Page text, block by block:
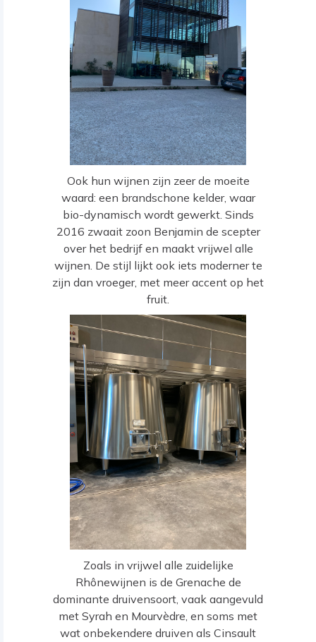
Ook hun wijnen zijn zeer de moeite
waard: een brandschone kelder, waar
bio-dynamisch wordt gewerkt. Sinds
2016 zwaait zoon Benjamin de scepter
over het bedrijf en maakt vrijwel alle
wijnen. De stijl lijkt ook iets moderner te
zijn dan vroeger, met meer accent op het
fruit.
Zoals in vrijwel alle zuidelijke
Rhônewijnen is de Grenache de
dominante druivensoort, vaak aangevuld
met Syrah en Mourvèdre, en soms met
wat onbekendere druiven als Cinsault